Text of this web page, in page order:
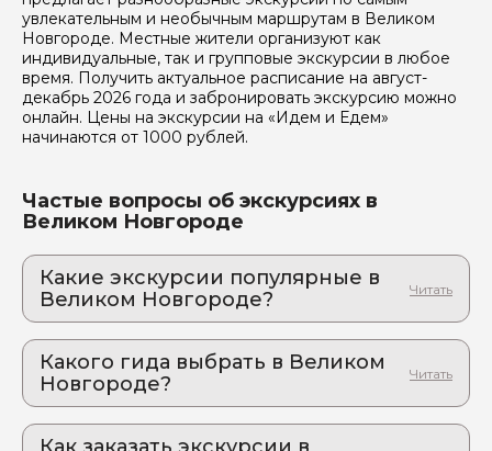
увлекательным и необычным маршрутам в Великом
Новгороде. Местные жители организуют как
индивидуальные, так и групповые экскурсии в любое
время. Получить актуальное расписание на август-
декабрь 2026 года и забронировать экскурсию можно
онлайн. Цены на экскурсии на «Идем и Едем»
начинаются от 1000 рублей.
Частые вопросы об экскурсиях в
Великом Новгороде
Какие экскурсии популярные в
Великом Новгороде?
экскурсия по старому городу
Возможность прочувствовать дух древней Руси
2. Мастер-класс по созданию Калейдоскопа
Погрузитесь в завораживающий мир узоров и
науки!
Какого гида выбрать в Великом
Новгороде?
2. Наталья.Ш 417
Я даю своё согласие на обработку персональных
данных